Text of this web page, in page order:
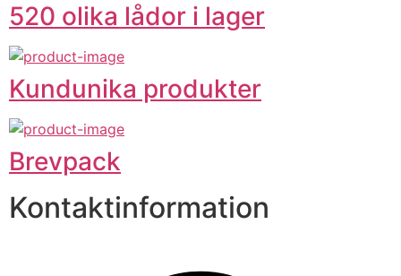
520 olika lådor i lager
Kundunika produkter
Brevpack
Kontaktinformation